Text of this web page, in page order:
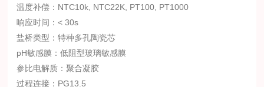
温度补偿：NTC10k, NTC22K, PT100, PT1000
响应时间：< 30s
盐桥类型：特种多孔陶瓷芯
рH敏感膜：低阻型玻璃敏感膜
参比电解质：聚合凝胶
过程连接：PG13.5